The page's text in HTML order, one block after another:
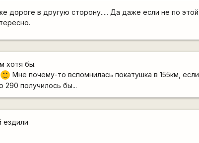
дороге в другую сторону..... Да даже если не по этой
хотя бы.
:) Мне почему-то вспомнилась покатушка в 155км, если
получилось бы...
ездили